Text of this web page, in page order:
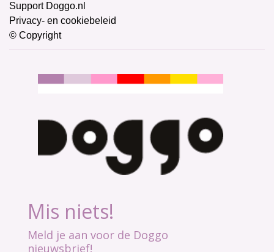
Support Doggo.nl
Privacy- en cookiebeleid
© Copyright
Mis niets!
Meld je aan voor de Doggo
nieuwsbrief!